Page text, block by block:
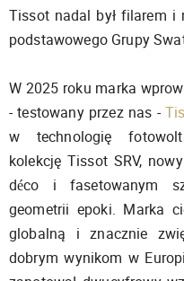
Tissot nadal był filarem i
podstawowego Grupy
W 2025 roku marka
- testowany przez nas -
w technologię
kolekcję Tissot SRV,
déco i fasetowanym
geometrii epoki. Marka
globalną i znacznie
dobrym wynikom w